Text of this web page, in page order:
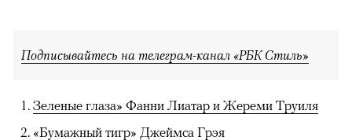
Подписывайтесь на телеграм-канал «РБК Стиль»
Зеленые глаза» Фанни Лиатар и Жереми Труиля
«Бумажный тигр» Джеймса Грэя